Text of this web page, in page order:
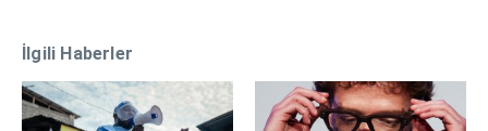
İlgili Haberler